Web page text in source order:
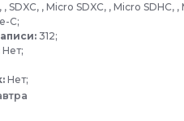
, SDXC, , Micro SDXC, , Micro SDHC, ,
C;
312;
Нет;
Нет;